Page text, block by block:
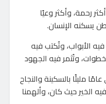
رحمة، وأكثر وعيًا
يسكنه الإنسان.
الأبواب، وتُكتب فيه
وتُثمر فيه الجهود
مليئًا بالسكينة والنجاح
الخير حيث كان، وألهمنا